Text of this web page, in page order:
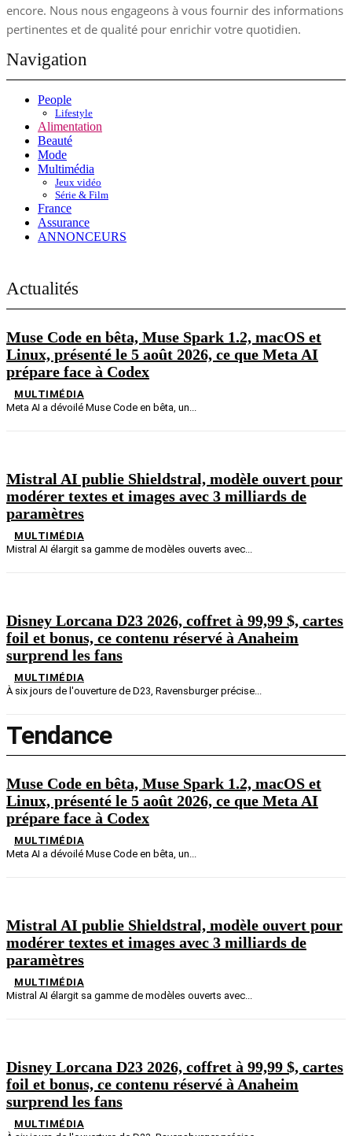
encore. Nous nous engageons à vous fournir des informations
pertinentes et de qualité pour enrichir votre quotidien.
Navigation
People
Lifestyle
Alimentation
Beauté
Mode
Multimédia
Jeux vidéo
Série & Film
France
Assurance
ANNONCEURS
Actualités
Muse Code en bêta, Muse Spark 1.2, macOS et
Linux, présenté le 5 août 2026, ce que Meta AI
prépare face à Codex
MULTIMÉDIA
Meta AI a dévoilé Muse Code en bêta, un...
Mistral AI publie Shieldstral, modèle ouvert pour
modérer textes et images avec 3 milliards de
paramètres
MULTIMÉDIA
Mistral AI élargit sa gamme de modèles ouverts avec...
Disney Lorcana D23 2026, coffret à 99,99 $, cartes
foil et bonus, ce contenu réservé à Anaheim
surprend les fans
MULTIMÉDIA
À six jours de l'ouverture de D23, Ravensburger précise...
Tendance
Muse Code en bêta, Muse Spark 1.2, macOS et
Linux, présenté le 5 août 2026, ce que Meta AI
prépare face à Codex
MULTIMÉDIA
Meta AI a dévoilé Muse Code en bêta, un...
Mistral AI publie Shieldstral, modèle ouvert pour
modérer textes et images avec 3 milliards de
paramètres
MULTIMÉDIA
Mistral AI élargit sa gamme de modèles ouverts avec...
Disney Lorcana D23 2026, coffret à 99,99 $, cartes
foil et bonus, ce contenu réservé à Anaheim
surprend les fans
MULTIMÉDIA